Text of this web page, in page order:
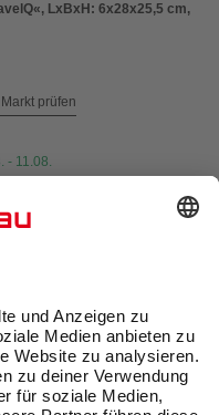
LxBxH: 6x28x25,5 cm,
prüfen
- 11.08.
für
eines gepflegten